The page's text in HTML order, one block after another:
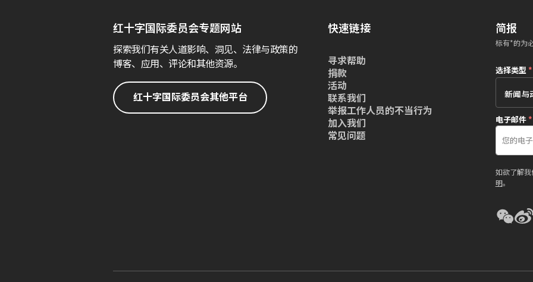
红十字国际委员会专题网站
探索我们有关人道影响、洞见、法律与政策的
博客、应用、评论和其他资源。
红十字国际委员会其他平台
快速链接
寻求帮助
捐款
活动
联系我们
举报工作人员的不当行为
加入我们
常见问题
简报
标有*的为
选择类型*
电子邮件*
如欲了解
明。